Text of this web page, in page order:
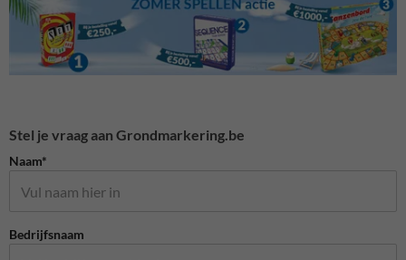
Stel je vraag aan Grondmarkering.be
Naam*
Bedrijfsnaam